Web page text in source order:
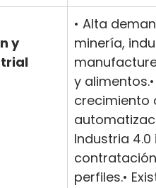
y
• Alta
minería,
y alimentos.•
crecimiento
Industria
perfiles.•